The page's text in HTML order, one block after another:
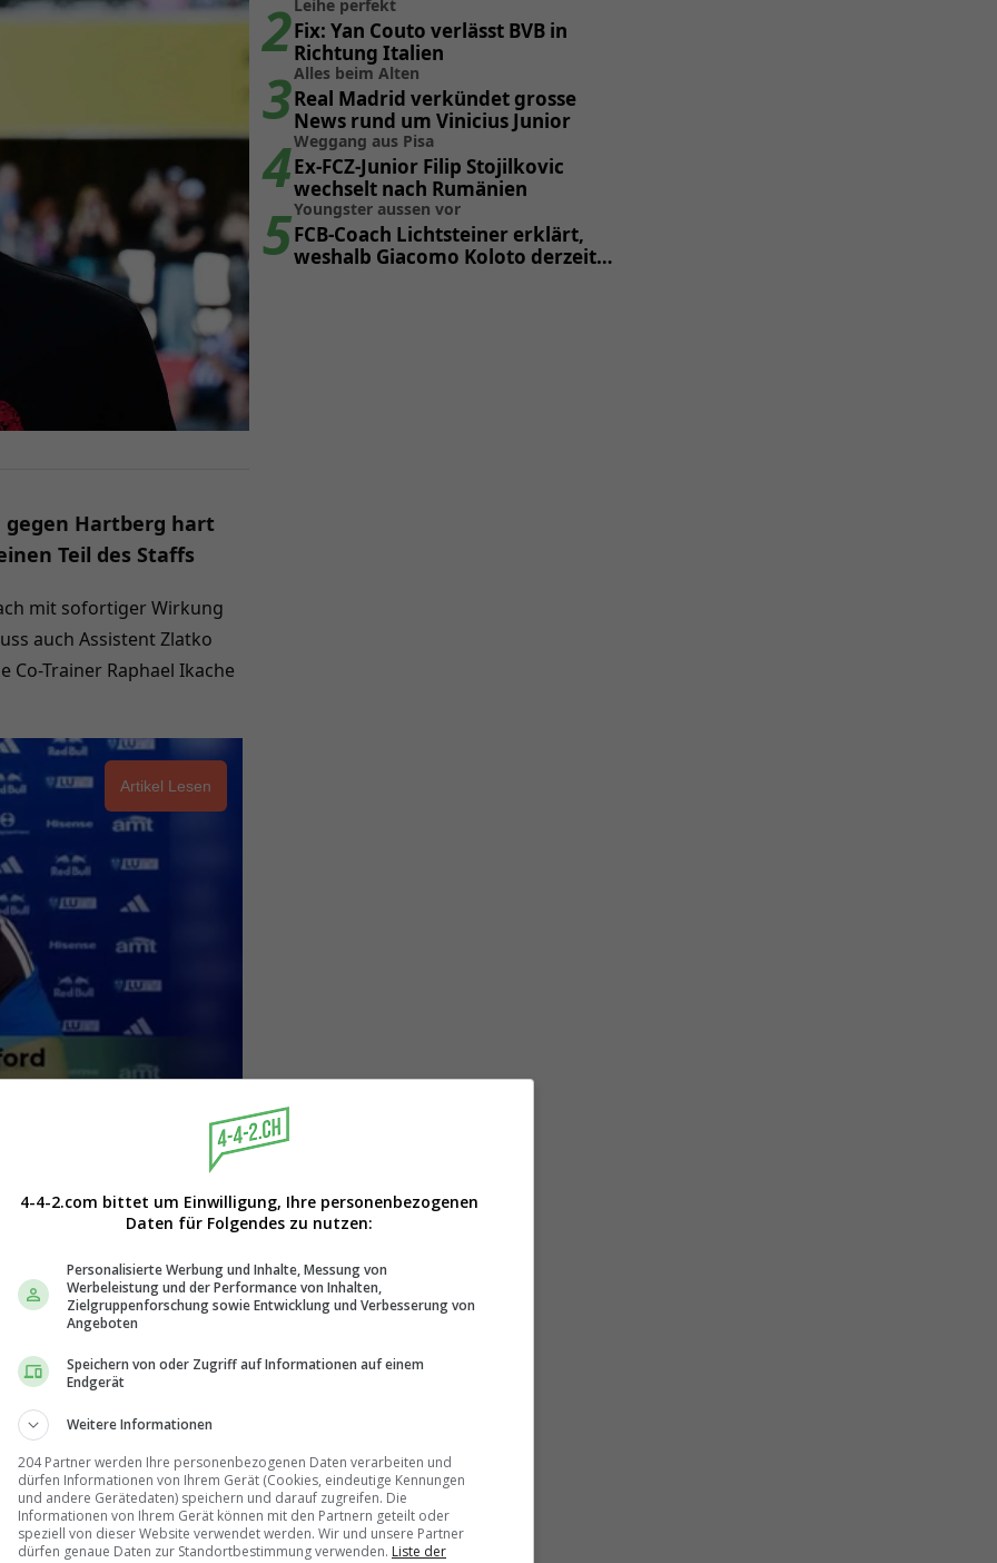
gegen Hartberg hart
Teil des Staffs
mit sofortiger Wirkung
auch Assistent Zlatko
Co-Trainer Raphael Ikache
Artikel Lesen
auf den dritten Platz
Übernahme Red Bulls im
Jahres an und besass noch
Beichler als
dass er die
und viel versucht
die Ergebnisse noch die
erwarten, weshalb wir
mit einer ganz neuen
rasch und dennoch
bedanken uns bei
2Leihe perfekt
Fix: Yan Couto verlässt BVB in
Richtung Italien
3Alles beim Alten
Real Madrid verkündet grosse
News rund um Vinicius Junior
4Weggang aus Pisa
Ex-FCZ-Junior Filip Stojilkovic
wechselt nach Rumänien
5Youngster aussen vor
FCB-Coach Lichtsteiner erklärt,
weshalb Giacomo Koloto derzeit
4-4-2.com bittet um Einwilligung, Ihre personenbezogenen
Daten für Folgendes zu nutzen:
Personalisierte Werbung und Inhalte, Messung von
Werbeleistung und der Performance von Inhalten,
Zielgruppenforschung sowie Entwicklung und Verbesserung von
Angeboten
Speichern von oder Zugriff auf Informationen auf einem
Endgerät
Weitere Informationen
204 Partner werden Ihre personenbezogenen Daten verarbeiten und
dürfen Informationen von Ihrem Gerät (Cookies, eindeutige Kennungen
und andere Gerätedaten) speichern und darauf zugreifen. Die
Informationen von Ihrem Gerät können mit den Partnern geteilt oder
speziell von dieser Website verwendet werden. Wir und unsere Partner
dürfen genaue Daten zur Standortbestimmung verwenden. Liste der